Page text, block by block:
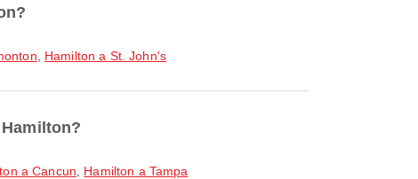
Hamilton a St. John's
a Cancun Hamilton a Tampa